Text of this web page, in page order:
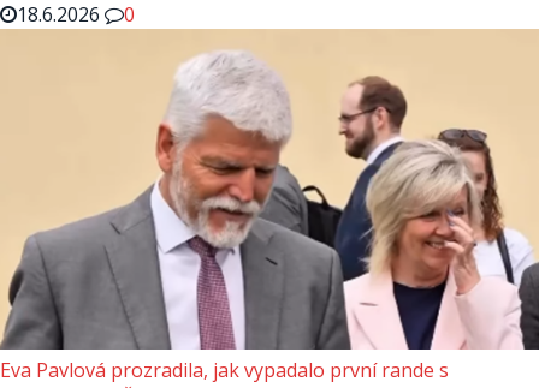
18.6.2026
0
Eva Pavlová prozradila, jak vypadalo první rande s